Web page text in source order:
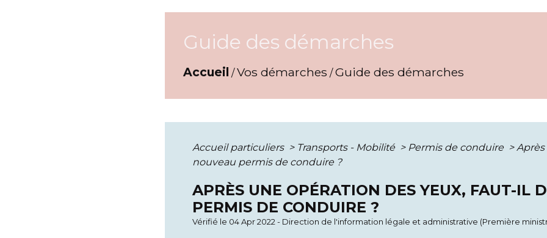
Guide des démarches
Accueil /Vos démarches /Guide des démarches
Accueil particuliers > Transports - Mobilité > Permis de conduire >
nouveau permis de conduire ?
APRÈS UNE OPÉRATION DES YEUX, FAUT-IL
PERMIS DE CONDUIRE ?
Vérifié le 04 Apr 2022 - Direction de l'information légale et administrative (Première